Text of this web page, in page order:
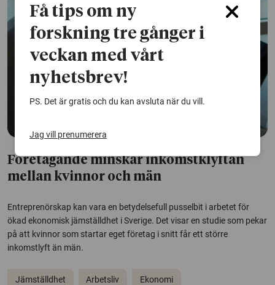
Företagande minskar inkomstklyftan
mellan kvinnor och män
Entreprenörskap kan vara en betydelsefull pusselbit i arbetet för
ökad ekonomisk jämställdhet i Sverige. Det visar en studie som pekar
på att kvinnor som startar eget företag i snitt får ett större
inkomstlyft än män.
Jämställdhet Arbetsliv Ekonomi
Få tips om ny
forskning tre gånger i
veckan med vårt
nyhetsbrev!
PS. Det är gratis och du kan avsluta när du vill.
Jag vill prenumerera